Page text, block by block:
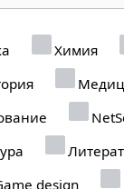
Химия
design